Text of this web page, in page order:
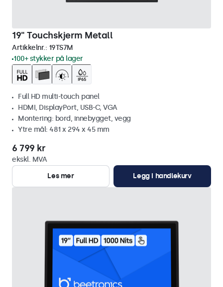
19" Touchskjerm Metall
Artikkelnr.: 19TS7M
100+ stykker på lager
Full HD multi-touch panel
HDMI, DisplayPort, USB-C, VGA
Montering: bord, innebygget, vegg
Ytre mål: 481 x 294 x 45 mm
6 799 kr
ekskl. MVA
Les mer
Legg i handlekurv